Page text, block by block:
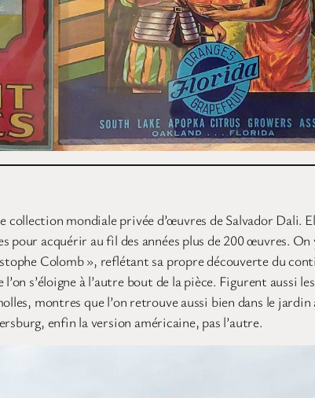
mondiale privée d’œuvres de Salvador Dali.
acquérir au fil des années plus de 200 œuvres.
Colomb », reflétant sa propre découverte du
s’éloigne à l’autre bout de la pièce. Figurent aussi
montres que l’on retrouve aussi bien dans le
enfin la version américaine, pas l’autre.